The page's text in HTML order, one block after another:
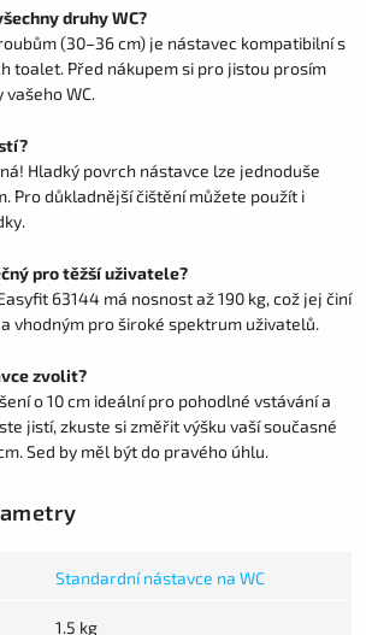
druhy WC?
(30–36 cm) je nástavec kompatibilní s
toalet. Před nákupem si pro jistou prosím
WC.
Hladký povrch nástavce lze jednoduše
Pro důkladnější čištění můžete použít i
pro těžší uživatele?
63144 má nosnost až 190 kg, což jej činí
vhodným pro široké spektrum uživatelů.
zvolit?
o 10 cm ideální pro pohodlné vstávání a
jistí, zkuste si změřit výšku vaší současné
Sed by měl být do pravého úhlu.
Standardní nástavce na WC
1.5 kg